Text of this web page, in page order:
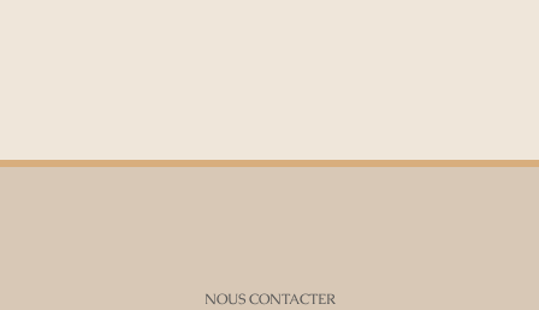
NOUS CONTACTER